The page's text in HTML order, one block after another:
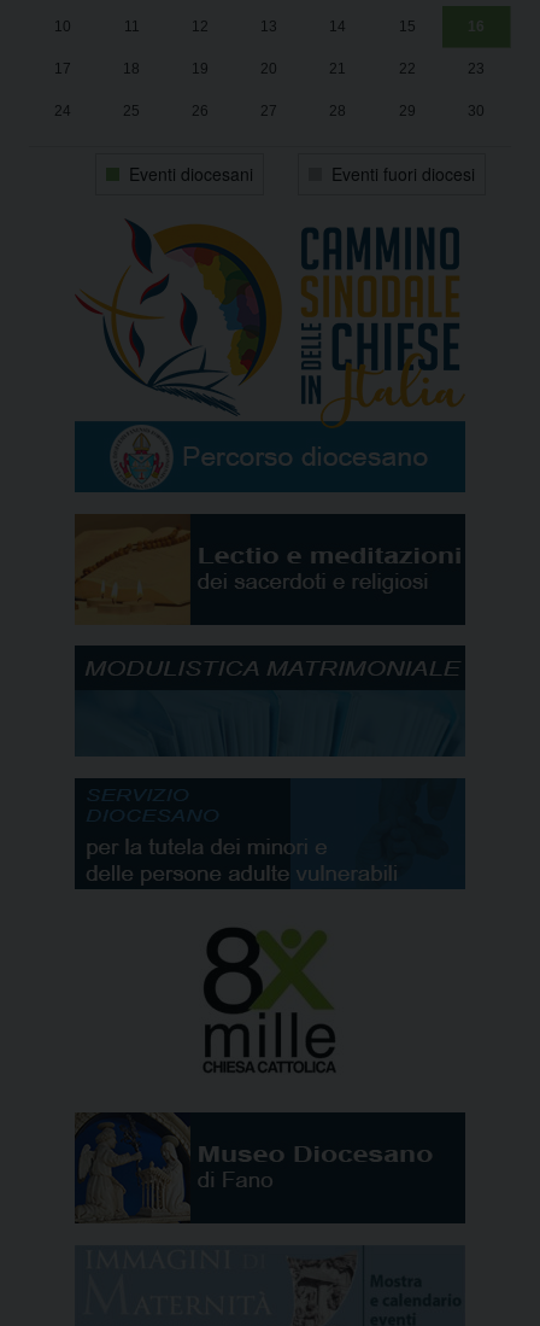
10 11 12 13 14 15 16
17 18 19 20 21 22 23
24 25 26 27 28 29 30
Eventi diocesani Eventi fuori diocesi